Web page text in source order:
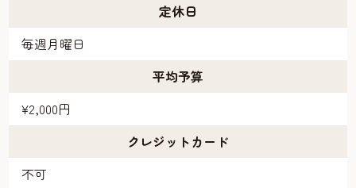
定休日
毎週月曜日
平均予算
¥2,000円
クレジットカード
不可